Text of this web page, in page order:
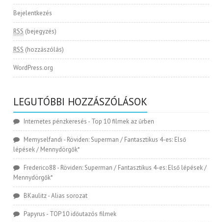
Bejelentkezés
RSS (bejegyzés)
RSS (hozzászólás)
WordPress.org
LEGUTÓBBI HOZZÁSZÓLÁSOK
Internetes pénzkeresés - Top 10 filmek az űrben
Memyselfandi - Röviden: Superman / Fantasztikus 4-es: Első
lépések / Mennydörgők*
Frederico88 - Röviden: Superman / Fantasztikus 4-es: Első lépések /
Mennydörgők*
BKaulitz-Alias sorozat
Papyrus - TOP 10 időutazós filmek